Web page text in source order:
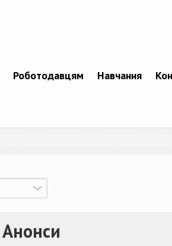
Роботодавцям Навчання
Анонси